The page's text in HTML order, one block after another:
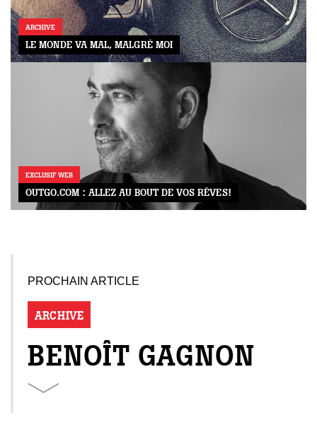
ARCHIVE
LE MONDE VA MAL, MALGRÉ MOI
EXCLUSIF WEB
OUTGO.COM : ALLEZ AU BOUT DE VOS RÊVES!
PROCHAIN ARTICLE
ARCHIVE
BENOÎT GAGNON